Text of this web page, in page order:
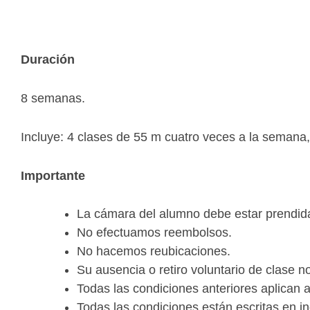
Duración
8 semanas.
Incluye: 4 clases de 55 m cuatro veces a la
Importante
La cámara del alumno debe estar
No efectuamos reembolsos.
No hacemos reubicaciones.
Su ausencia o retiro voluntario de clase
Todas las condiciones anteriores